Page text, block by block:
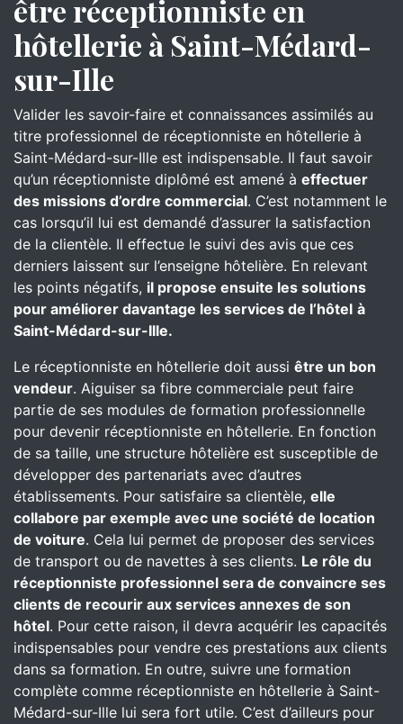
être réceptionniste en
hôtellerie à Saint-Médard-
sur-Ille
Valider les savoir-faire et connaissances assimilés au
titre professionnel de réceptionniste en hôtellerie à
Saint-Médard-sur-Ille est indispensable. Il faut savoir
qu’un réceptionniste diplômé est amené à effectuer
des missions d’ordre commercial. C’est notamment le
cas lorsqu’il lui est demandé d’assurer la satisfaction
de la clientèle. Il effectue le suivi des avis que ces
derniers laissent sur l’enseigne hôtelière. En relevant
les points négatifs, il propose ensuite les solutions
pour améliorer davantage les services de l’hôtel à
Saint-Médard-sur-Ille.
Le réceptionniste en hôtellerie doit aussi être un bon
vendeur. Aiguiser sa fibre commerciale peut faire
partie de ses modules de formation professionnelle
pour devenir réceptionniste en hôtellerie. En fonction
de sa taille, une structure hôtelière est susceptible de
développer des partenariats avec d’autres
établissements. Pour satisfaire sa clientèle, elle
collabore par exemple avec une société de location
de voiture. Cela lui permet de proposer des services
de transport ou de navettes à ses clients. Le rôle du
réceptionniste professionnel sera de convaincre ses
clients de recourir aux services annexes de son
hôtel. Pour cette raison, il devra acquérir les capacités
indispensables pour vendre ces prestations aux clients
dans sa formation. En outre, suivre une formation
complète comme réceptionniste en hôtellerie à Saint-
Médard-sur-Ille lui sera fort utile. C’est d’ailleurs pour